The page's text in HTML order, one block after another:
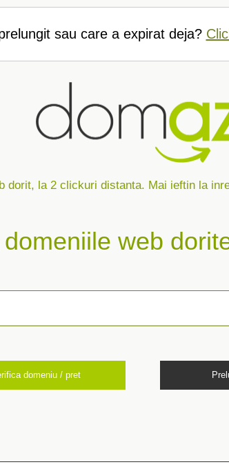
sau care a expirat deja?
dorit, la 2 clickuri distanta. Mai ieftin la
web
domeniu / pret